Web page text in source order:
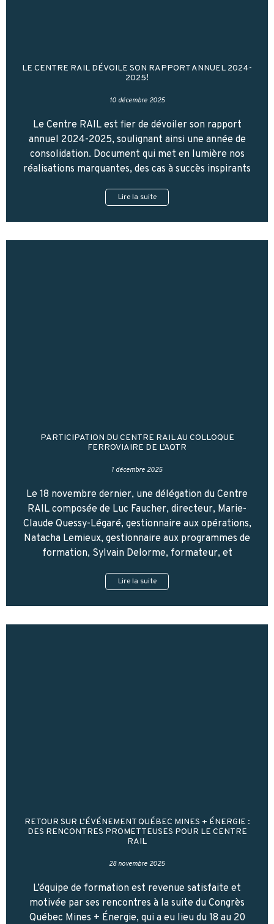
LE CENTRE RAIL DÉVOILE SON RAPPORT ANNUEL 2024-
2025!
10 décembre 2025
Le Centre RAIL est fier de dévoiler son rapport
annuel 2024-2025, soulignant ainsi une année de
consolidation. Document qui met en lumière nos
réalisations marquantes, des cas à succès inspirants
Lire la suite
PARTICIPATION DU CENTRE RAIL AU COLLOQUE
FERROVIAIRE DE L’AQTR
1 décembre 2025
Le 18 novembre dernier, une délégation du Centre
RAIL composée de Luc Faucher, directeur, Marie-
Claude Quessy-Légaré, gestionnaire aux opérations,
Natacha Lemieux, gestionnaire aux programmes de
formation, Sylvain Delorme, formateur, et
Lire la suite
RETOUR SUR L’ÉVÉNEMENT QUÉBEC MINES + ÉNERGIE :
DES RENCONTRES PROMETTEUSES POUR LE CENTRE
RAIL
28 novembre 2025
L’équipe de formation est revenue satisfaite et
motivée par ses rencontres à la suite du Congrès
Québec Mines + Énergie, qui a eu lieu du 18 au 20